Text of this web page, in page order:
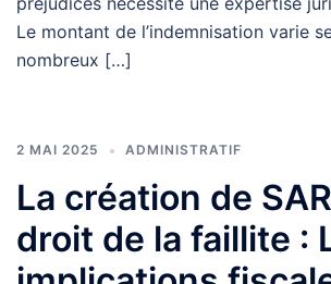
Le montant de l’indemnisation varie
nombreux […]
2 MAI 2025 ADMINISTRATIF
La création de
droit de la faillite :